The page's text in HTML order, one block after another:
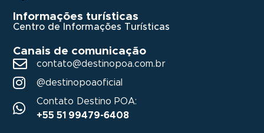
Informações turísticas
Centro de Informações Turísticas
Canais de comunicação
contato@destinopoa.com.br
@destinopoaoficial
Contato Destino POA:
+55 51 99479-6408